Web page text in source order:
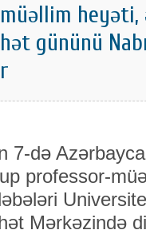
heyəti,
gününü
7-də
professor-
Mərkəzində